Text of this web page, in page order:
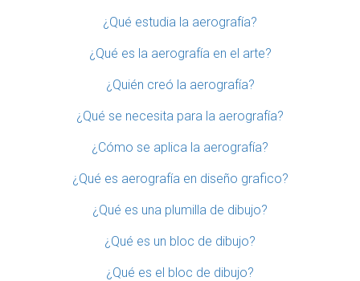
¿Qué estudia la aerografía?
¿Qué es la aerografía en el arte?
¿Quién creó la aerografía?
¿Qué se necesita para la aerografía?
¿Cómo se aplica la aerografía?
¿Qué es aerografía en diseño grafico?
¿Qué es una plumilla de dibujo?
¿Qué es un bloc de dibujo?
¿Qué es el bloc de dibujo?